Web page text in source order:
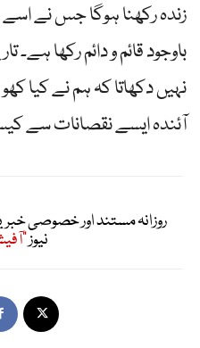
زندہ رکھنا ہوگا جس نے
باوجود قائم و دائم رکھا
نہیں دکھاتا کہ ہم نے کیا
آئندہ ایسے نقصانات سے
روزانہ مستند اور خصوصی
نیوز